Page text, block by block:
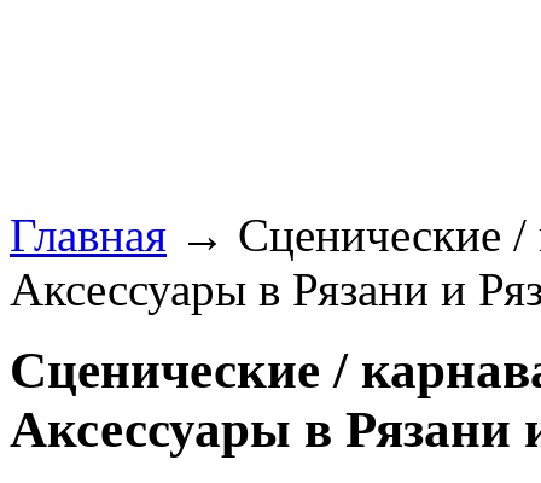
Главная → Сценические /
Аксессуары в Рязани и
Сценические /
Аксессуары в Рязани